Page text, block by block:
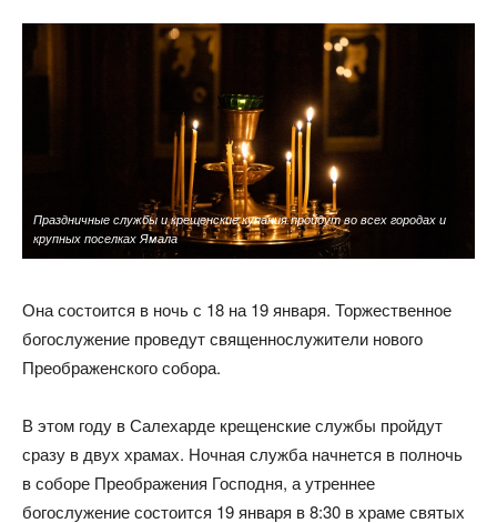
Праздничные службы и крещенские купания пройдут во всех городах и
крупных поселках Ямала
Она состоится в ночь с 18 на 19 января. Торжественное
богослужение проведут священнослужители нового
Преображенского собора.
В этом году в Салехарде крещенские службы пройдут
сразу в двух храмах. Ночная служба начнется в полночь
в соборе Преображения Господня, а утреннее
богослужение состоится 19 января в 8:30 в храме святых